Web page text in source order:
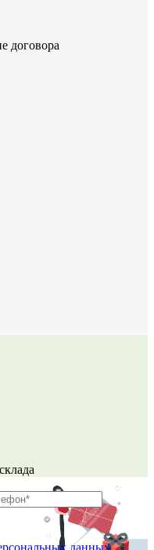
договора
данных